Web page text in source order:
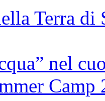
Terra
nel
Camp